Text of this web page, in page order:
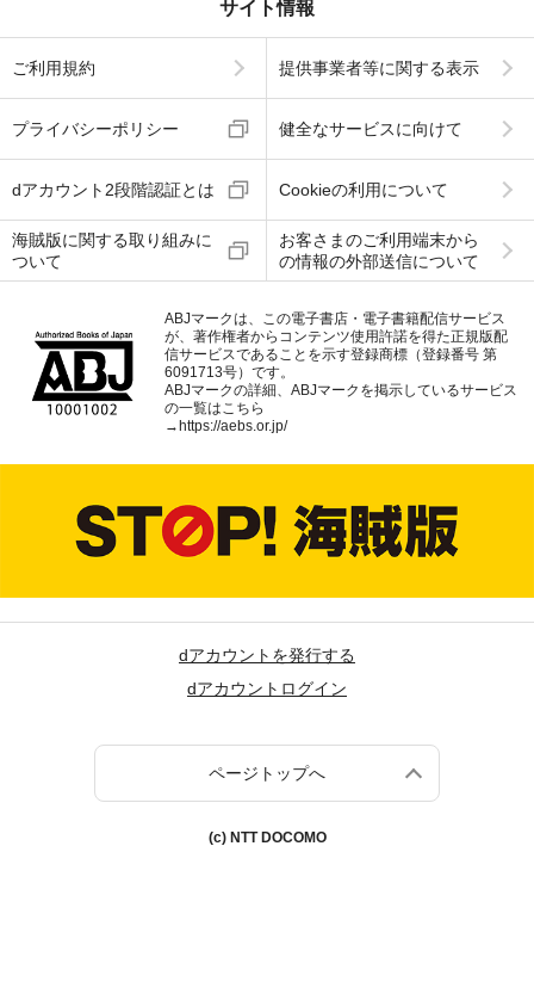
サイト情報
ご利用規約 提供事業者等に関する表示
プライバシーポリシー 健全なサービスに向けて
dアカウント2段階認証とは Cookieの利用について
海賊版に関する取り組みに
ついて
お客さまのご利用端末から
の情報の外部送信について
ABJマークは、この電子書店・電子書籍配信サービス
が、著作権者からコンテンツ使用許諾を得た正規版配
信サービスであることを示す登録商標（登録番号 第
6091713号）です。
ABJマークの詳細、ABJマークを掲示しているサービス
の一覧はこちら
→ https://aebs.or.jp/
dアカウントを発行する
dアカウントログイン
ページトップへ
(c) NTT DOCOMO